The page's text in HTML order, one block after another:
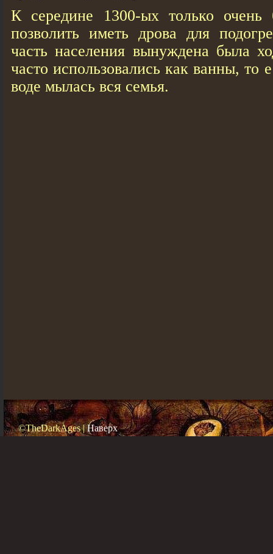
К середине 1300-ых только очень
позволить иметь дрова для
часть населения вынуждена была
часто использовались как ванны, то
воде мылась вся семья.
©TheDarkAges |Наверх